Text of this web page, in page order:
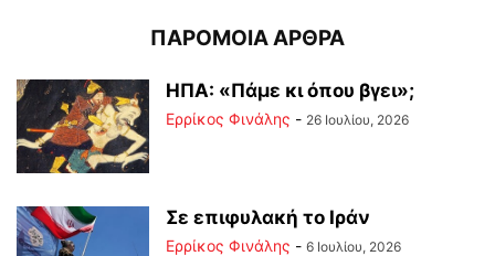
ΠΑΡΟΜΟΙΑ ΑΡΘΡΑ
ΗΠΑ: «Πάμε κι όπου βγει»;
Ερρίκος Φινάλης - 26 Ιουλίου, 2026
Σε επιφυλακή το Ιράν
Ερρίκος Φινάλης - 6 Ιουλίου, 2026